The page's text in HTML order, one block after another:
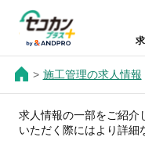
施工管理の求人情報
求人情報の一部をご紹介
いただく際にはより詳細